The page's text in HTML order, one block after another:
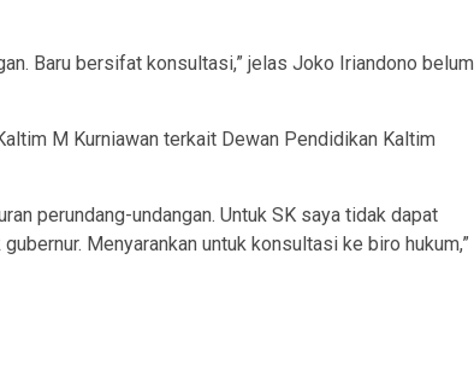
Baru bersifat konsultasi,” jelas Joko Iriandono belum
M Kurniawan terkait Dewan Pendidikan Kaltim
perundang-undangan. Untuk SK saya tidak dapat
Menyarankan untuk konsultasi ke biro hukum,”